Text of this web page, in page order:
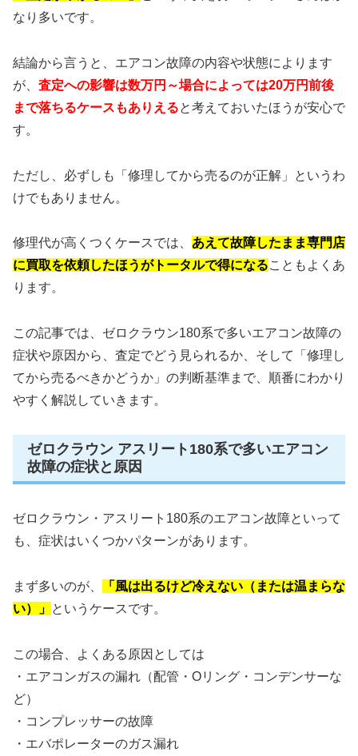
なり多いです。
結論から言うと、エアコン故障の内容や状態によります
が、 査定への影響は数万円～場合によっては20万円前後
まで落ちるケースもありえると考えておいたほうが安心で
す。
ただし、必ずしも「修理してから売るのが正解」というわ
けでもありません。
修理代が高くつくケースでは、 あえて故障したまま専門店
に買取を依頼したほうがトータルで得になることもよくあ
ります。
この記事では、ゼロクラウン180系で多いエアコン故障の
症状や原因から、査定でどう見られるか、そして「修理し
てから売るべきかどうか」の判断基準まで、順番にわかり
やすく解説していきます。
ゼロクラウン アスリート180系で多いエアコン
故障の症状と原因
ゼロクラウン・アスリート180系のエアコン故障といって
も、症状はいくつかパターンがあります。
まず多いのが、
「風は出るけど冷えない（または温まらな
い）」 というケースです。
この場合、よくある原因としては
・エアコンガスの漏れ（配管・Oリング・コンデンサーな
ど）
・コンプレッサーの故障
・エバポレーターのガス漏れ